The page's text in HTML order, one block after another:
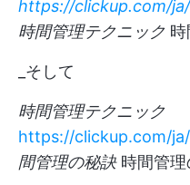
https://clickup.com/
時間管理テクニック
_そして
時間管理テクニック
https://clickup.com/
間管理の秘訣 時間管